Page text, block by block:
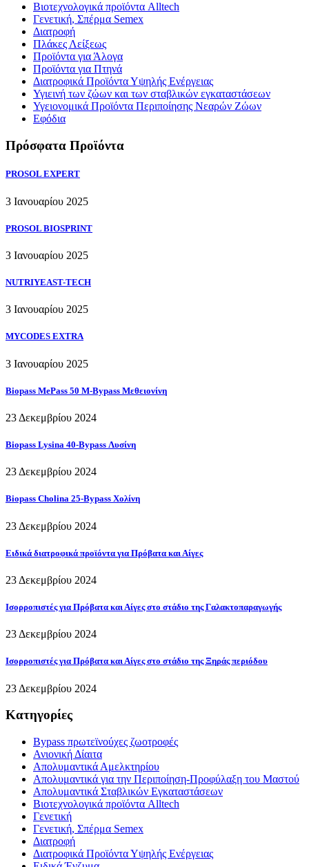
Βιοτεχνολογικά προϊόντα Alltech
Γενετική, Σπέρμα Semex
Διατροφή
Πλάκες Λείξεως
Προϊόντα για Άλογα
Προϊόντα για Πτηνά
Διατροφικά Προϊόντα Υψηλής Ενέργειας
Υγιεινή των ζώων και των σταβλικών εγκαταστάσεων
Υγειονομικά Προϊόντα Περιποίησης Νεαρών Ζώων
Εφόδια
Πρόσφατα Προϊόντα
PROSOL EXPERT
3 Ιανουαρίου 2025
PROSOL BIOSPRINT
3 Ιανουαρίου 2025
NUTRIYEAST-TECH
3 Ιανουαρίου 2025
MYCODES EXTRA
3 Ιανουαρίου 2025
Biopass MePass 50 M-Bypass Μεθειονίνη
23 Δεκεμβρίου 2024
Biopass Lysina 40-Bypass Λυσίνη
23 Δεκεμβρίου 2024
Biopass Cholina 25-Bypass Χολίνη
23 Δεκεμβρίου 2024
Ειδικά διατροφικά προϊόντα για Πρόβατα και Αίγες
23 Δεκεμβρίου 2024
Ισορροπιστές για Πρόβατα και Αίγες στο στάδιο της Γαλακτοπαραγωγής
23 Δεκεμβρίου 2024
Ισορροπιστές για Πρόβατα και Αίγες στο στάδιο της Ξηράς περιόδου
23 Δεκεμβρίου 2024
Κατηγορίες
Bypass πρωτεϊνούχες ζωοτροφές
Ανιονική Δίαιτα
Απολυμαντικά Αμελκτηρίου
Απολυμαντικά για την Περιποίηση-Προφύλαξη του Μαστού
Απολυμαντικά Σταβλικών Εγκαταστάσεων
Βιοτεχνολογικά προϊόντα Alltech
Γενετική
Γενετική, Σπέρμα Semex
Διατροφή
Διατροφικά Προϊόντα Υψηλής Ενέργειας